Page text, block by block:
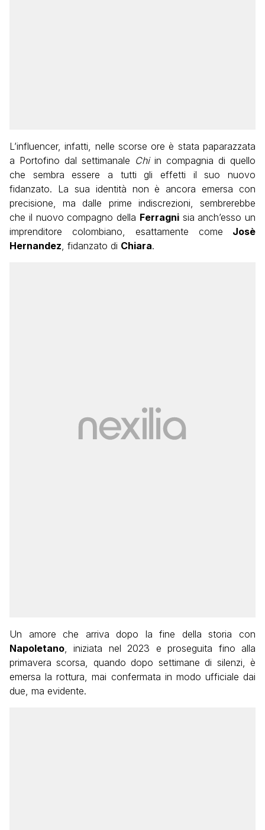
L’influencer, infatti, nelle scorse ore è stata paparazzata
a Portofino dal settimanale Chiin compagnia di quello
che sembra essere a tutti gli effetti il suo nuovo
fidanzato. La sua identità non è ancora emersa con
precisione, ma dalle prime indiscrezioni, sembrerebbe
che il nuovo compagno della Ferragnisia anch’esso un
imprenditore colombiano, esattamente come Josè
Hernandez , fidanzato di Chiara.
Un amore che arriva dopo la fine della storia con
Napoletano , iniziata nel 2023 e proseguita fino alla
primavera scorsa, quando dopo settimane di silenzi, è
emersa la rottura, mai confermata in modo ufficiale dai
due, ma evidente.